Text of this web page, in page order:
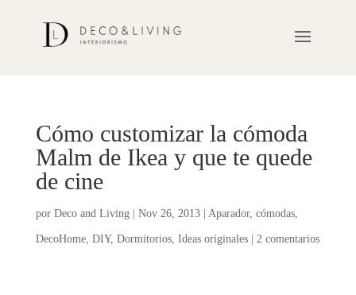
Cómo customizar la cómoda
Malm de Ikea y que te quede
de cine
por Deco and Living| Nov 26, 2013| Aparador, cómodas,
DecoHome, DIY, Dormitorios, Ideas originales| 2 comentarios